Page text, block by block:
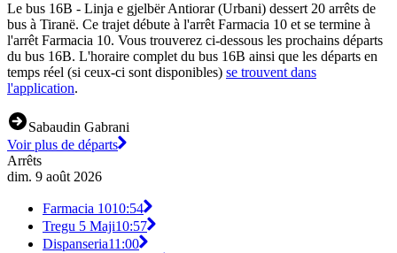
Le bus 16B - Linja e gjelbër Antiorar (Urbani) dessert 20 arrêts de
bus à Tiranë. Ce trajet débute à l'arrêt Farmacia 10 et se termine à
l'arrêt Farmacia 10. Vous trouverez ci-dessous les prochains départs
du bus 16B. L'horaire complet du bus 16B ainsi que les départs en
temps réel (si ceux-ci sont disponibles) se trouvent dans
l'application.
Sabaudin Gabrani
Voir plus de départs
Arrêts
dim. 9 août 2026
Farmacia 1010:54
Tregu 5 Maji10:57
Dispanseria11:00